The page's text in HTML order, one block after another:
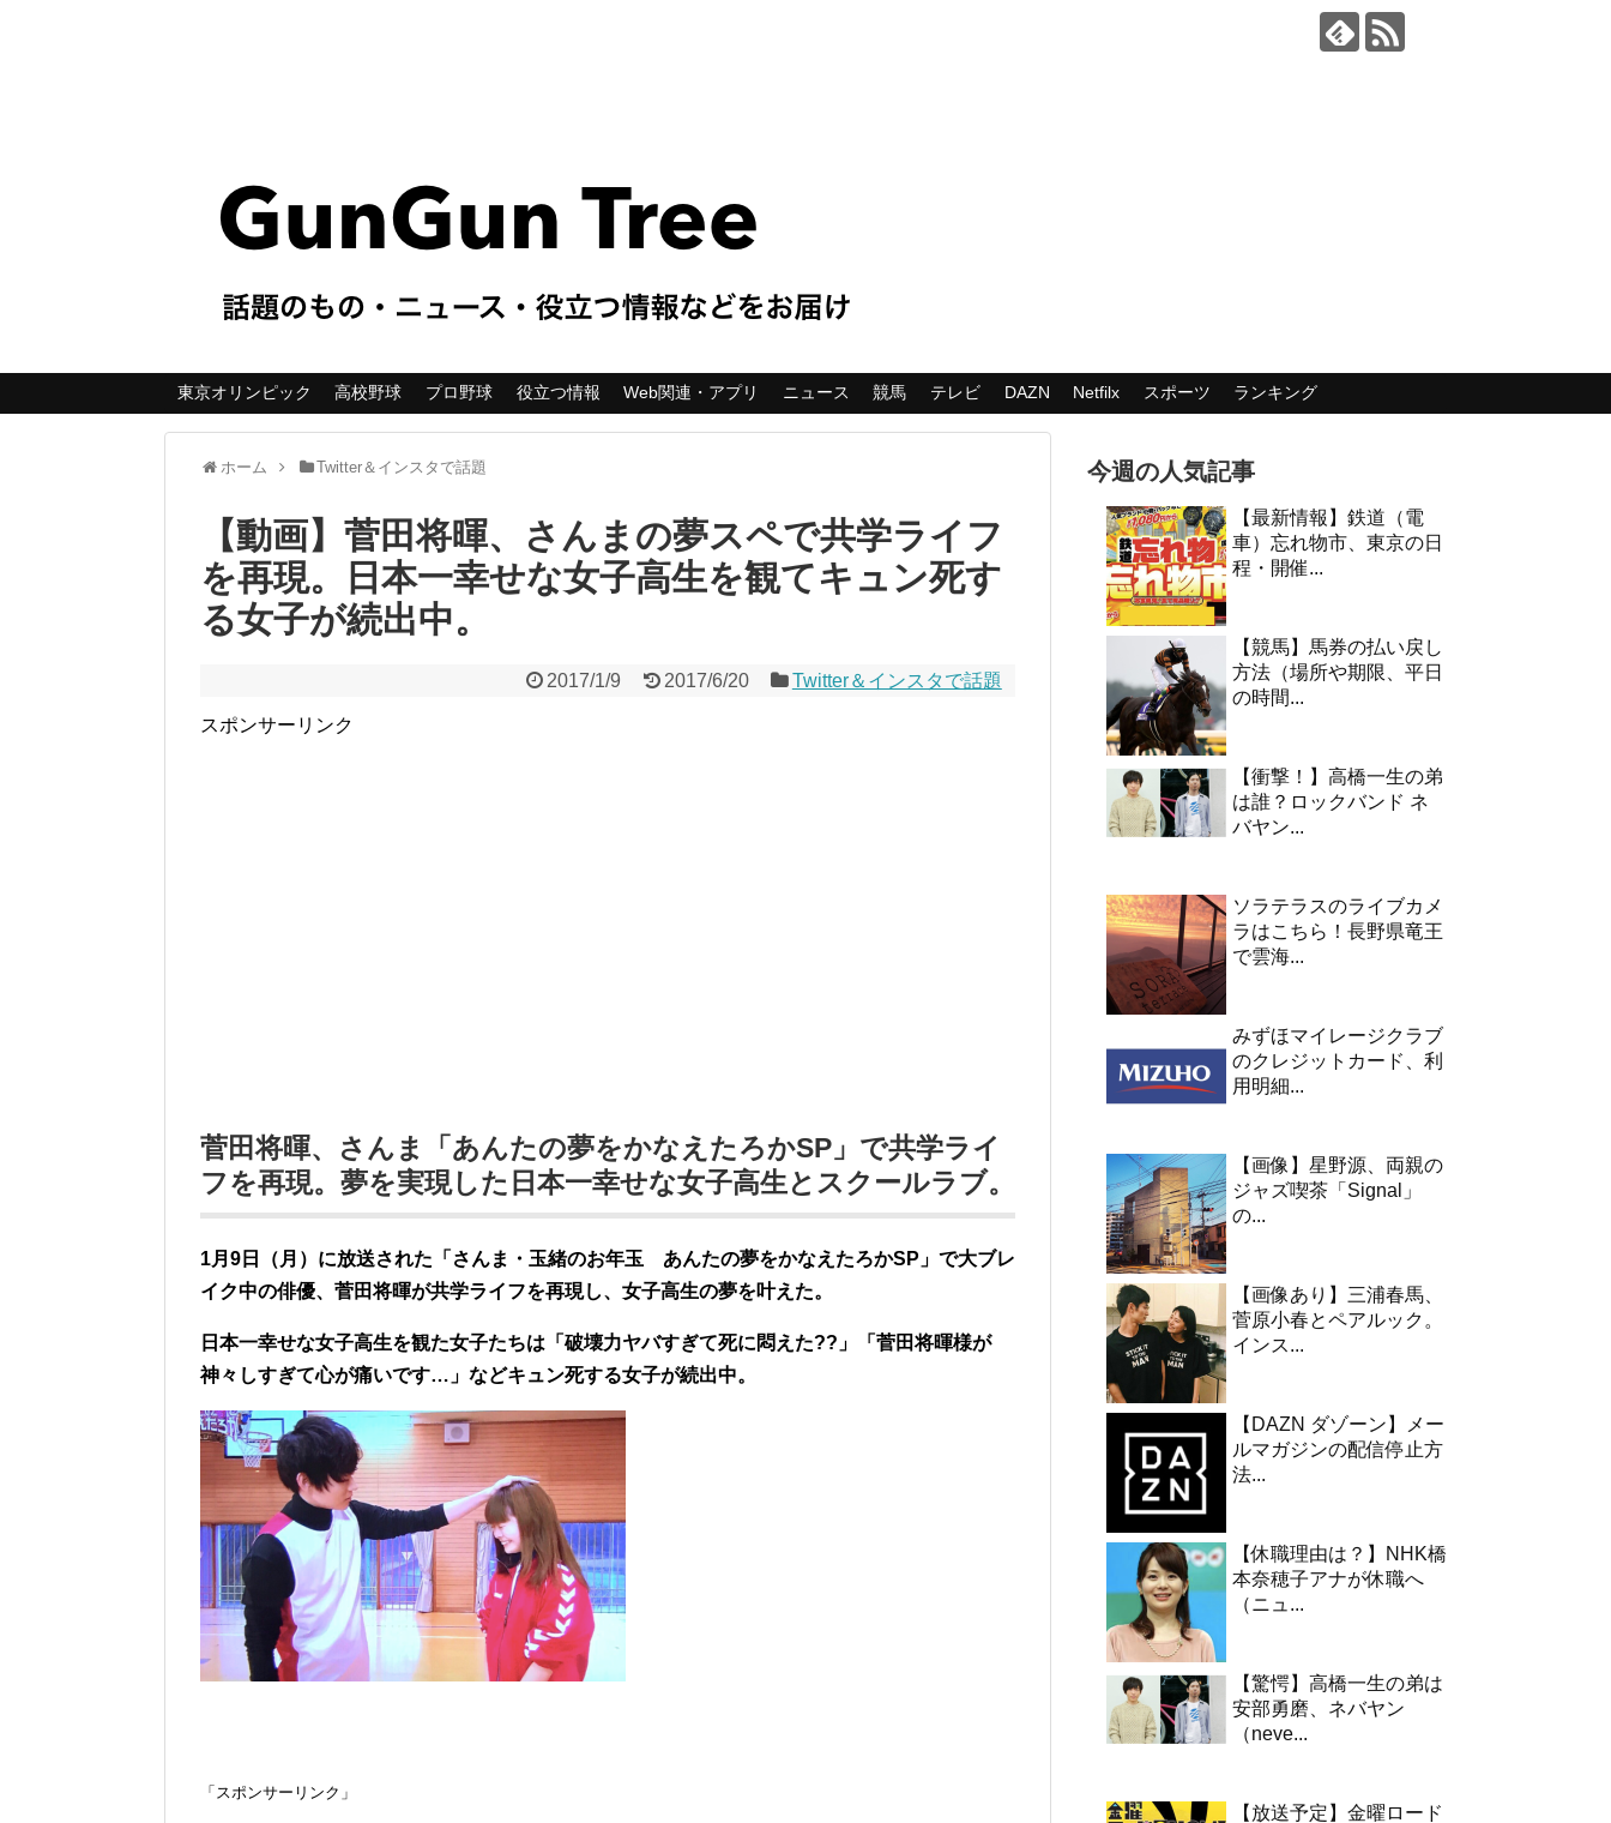
東京オリンピック 高校野球 プロ野球 役立つ情報 Web関連・アプリ ニュース 競馬 テレビ DAZN Netfilx スポーツ ランキング
ホーム Twitter＆インスタで話題
【動画】菅田将暉、さんまの夢スペで共学ライフ
を再現。日本一幸せな女子高生を観てキュン死す
る女子が続出中。
2017/1/9 2017/6/20 Twitter＆インスタで話題
スポンサーリンク
菅田将暉、さんま「あんたの夢をかなえたろかSP」で共学ライ
フを再現。夢を実現した日本一幸せな女子高生とスクールラブ。
1月9日（月）に放送された「さんま・玉緒のお年玉 あんたの夢をかなえたろかSP」で大ブレ
イク中の俳優、菅田将暉が共学ライフを再現し、女子高生の夢を叶えた。
日本一幸せな女子高生を観た女子たちは「破壊力ヤバすぎて死に悶えた??」「菅田将暉様が
神々しすぎて心が痛いです…」などキュン死する女子が続出中。
「スポンサーリンク」
今週の人気記事
【最新情報】鉄道（電
車）忘れ物市、東京の日
程・開催...
【競馬】馬券の払い戻し
方法（場所や期限、平日
の時間...
【衝撃！】高橋一生の弟
は誰？ロックバンド ネ
バヤン...
ソラテラスのライブカメ
ラはこちら！長野県竜王
で雲海...
みずほマイレージクラブ
のクレジットカード、利
用明細...
【画像】星野源、両親の
ジャズ喫茶「Signal」
の...
【画像あり】三浦春馬、
菅原小春とペアルック。
インス...
【DAZN ダゾーン】メー
ルマガジンの配信停止方
法...
【休職理由は？】NHK橋
本奈穂子アナが休職へ
（ニュ...
【驚愕】高橋一生の弟は
安部勇磨、ネバヤン
（neve...
【放送予定】金曜ロード